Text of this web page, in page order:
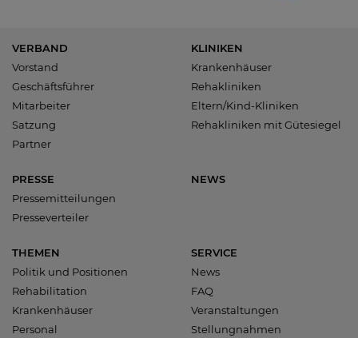
VERBAND
Vorstand
Geschäftsführer
Mitarbeiter
Satzung
Partner
KLINIKEN
Krankenhäuser
Rehakliniken
Eltern/Kind-Kliniken
Rehakliniken mit Gütesiegel
PRESSE
Pressemitteilungen
Presseverteiler
NEWS
THEMEN
Politik und Positionen
Rehabilitation
Krankenhäuser
Personal
SERVICE
News
FAQ
Veranstaltungen
Stellungnahmen